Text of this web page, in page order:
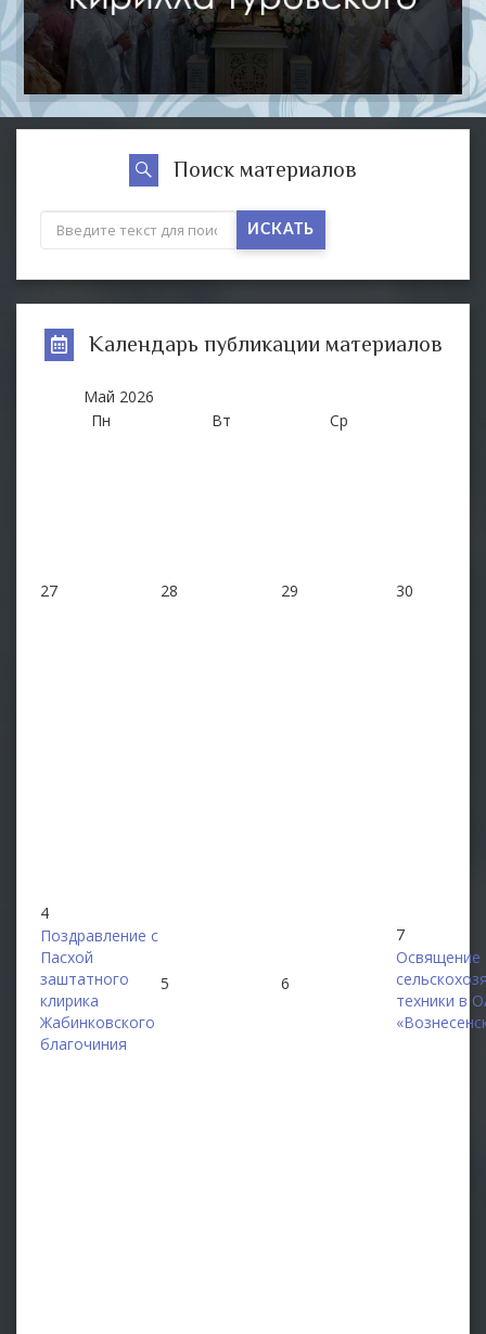
Поиск материалов
ИСКАТЬ
Календарь публикации материалов
Май 2026
Пн
Вт Ср
27 28 29 30
4
Поздравление с
Пасхой
заштатного
клирика
Жабинковского
благочиния
5 6
7
Освящение
техники в